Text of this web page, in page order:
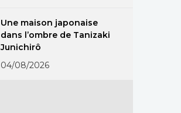
Une maison japonaise
dans l’ombre de Tanizaki
Junichirô
04/08/2026